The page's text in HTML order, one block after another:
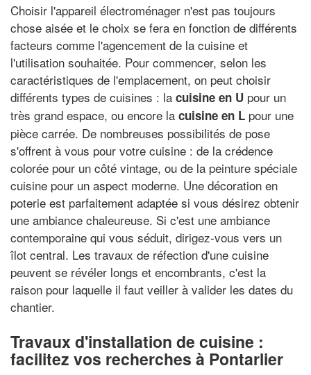
Choisir l'appareil électroménager n'est pas toujours
chose aisée et le choix se fera en fonction de différents
facteurs comme l'agencement de la cuisine et
l'utilisation souhaitée. Pour commencer, selon les
caractéristiques de l'emplacement, on peut choisir
différents types de cuisines : la cuisine en U pour un
très grand espace, ou encore la cuisine en L pour une
pièce carrée. De nombreuses possibilités de pose
s'offrent à vous pour votre cuisine : de la crédence
colorée pour un côté vintage, ou de la peinture spéciale
cuisine pour un aspect moderne. Une décoration en
poterie est parfaitement adaptée si vous désirez obtenir
une ambiance chaleureuse. Si c'est une ambiance
contemporaine qui vous séduit, dirigez-vous vers un
îlot central. Les travaux de réfection d'une cuisine
peuvent se révéler longs et encombrants, c'est la
raison pour laquelle il faut veiller à valider les dates du
chantier.
Travaux d'installation de cuisine :
facilitez vos recherches à Pontarlier